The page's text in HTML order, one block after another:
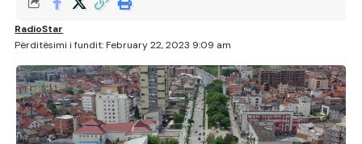
Përditësimi i fundit: February 22, 2023 9:09 am
RadioStar